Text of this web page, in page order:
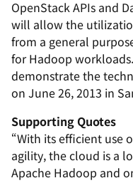
OpenStack APIs and
will allow the
from a general
for Hadoop
demonstrate the
on June 26, 2013 in
Supporting Quotes
“With its efficient use
agility, the cloud is a
Apache Hadoop and